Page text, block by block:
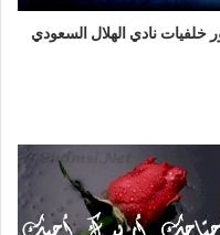
خلفيات نادي الهلال السعودي